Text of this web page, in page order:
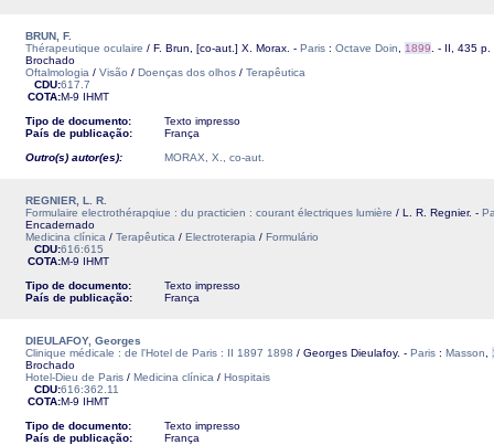
BRUN, F.
Thérapeutique oculaire / F. Brun, [co-aut.] X. Morax. - Paris : Octave Doin 1899 . - II, 435 p.
Brochado
Oftalmologia / Visão / Doenças dos olhos / Terapêutica
CDU:617.7
COTA:M-9 IHMT
Tipo de documento:
Texto impresso
País de publicação:
França
Outro(s) autor(es):
MORAX, X., co-aut.
REGNIER, L. R.
Formulaire electrothérapqiue : du practicien : courant électriques lumière / L. R. Regnier. -
Encadernado
Medicina clínica / Terapêutica / Electroterapia / Formulário
CDU:616:615
COTA:M-9 IHMT
Tipo de documento:
Texto impresso
País de publicação:
França
DIEULAFOY, Georges
Clinique médicale : de l'Hotel de Paris : II 1897 1898 / Georges Dieulafoy. - Paris : Masson
Brochado
Hotel-Dieu de Paris / Medicina clínica / Hospitais
CDU:616:362.11
COTA:M-9 IHMT
Tipo de documento:
Texto impresso
País de publicação:
França